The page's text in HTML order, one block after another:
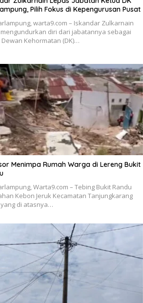
Pilih Fokus di Kepengurusan Pusat
warta9.com – Iskandar Zulkarnain
diri dari jabatannya sebagai
Dewan Kehormatan (DK)…
Menimpa Rumah Warga di Lereng Bukit
Warta9.com – Tebing Bukit Randu
Kebon Jeruk Kecamatan Tanjungkarang
di atasnya…